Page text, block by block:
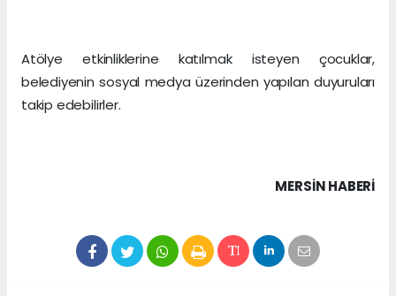
Atölye etkinliklerine katılmak isteyen çocuklar,
belediyenin sosyal medya üzerinden yapılan duyuruları
takip edebilirler.
MERSIN HABERİ